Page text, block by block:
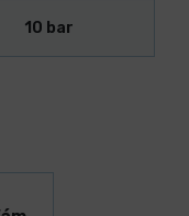
10 bar